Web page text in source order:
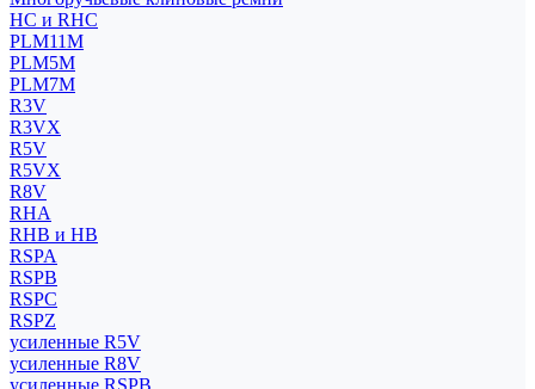
HC и RHC
PLM11M
PLM5M
PLM7M
R3V
R3VX
R5V
R5VX
R8V
RHA
RHB и HB
RSPA
RSPB
RSPC
RSPZ
усиленные R5V
усиленные R8V
усиленные RSPB